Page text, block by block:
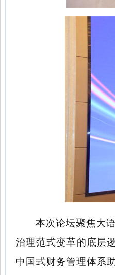
本次论坛聚焦大
治理范式变革的底层
中国式财务管理体系